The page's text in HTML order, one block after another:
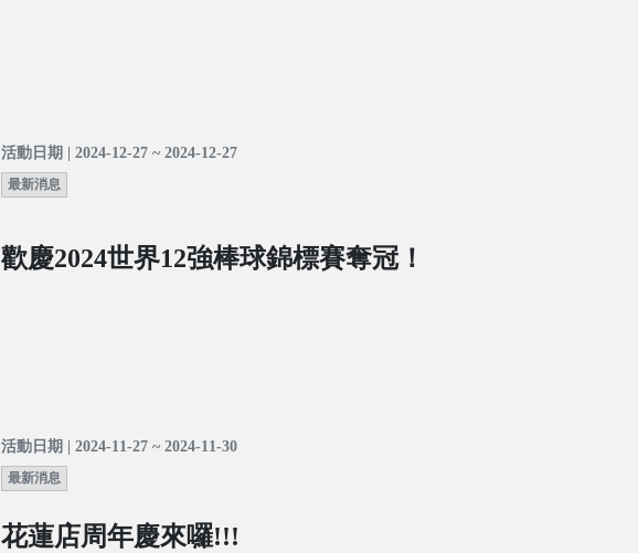
活動日期 | 2024-12-27 ~ 2024-12-27
最新消息
歡慶2024世界12強棒球錦標賽奪冠！
活動日期 | 2024-11-27 ~ 2024-11-30
最新消息
花蓮店周年慶來囉!!!